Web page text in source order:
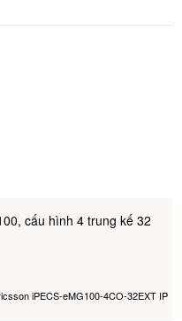
cấu hình 4 trung kế 32
iPECS-eMG100-4CO-32EXT IP